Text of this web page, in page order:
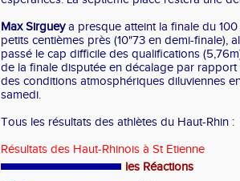
Max Sirgueya presque atteint la finale du
petits centièmes près (10"73 en demi-finale),
passé le cap difficile des qualifications
de la finale disputée en décalage par
des conditions atmosphériques diluviennes
samedi.
Tous les résultats des athlètes du Haut-Rhin :
Résultats des Haut-Rhinois à St Etienne
les Réactions